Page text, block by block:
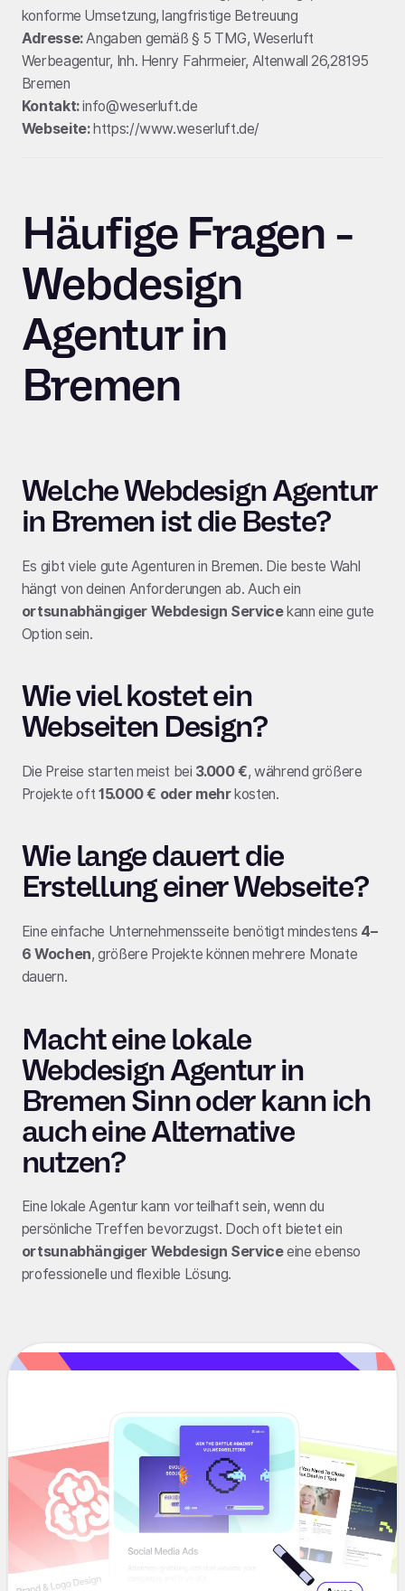
konforme Umsetzung, langfristige Betreuung
Adresse:Angaben gemäß § 5 TMG, Weserluft
Werbeagentur, Inh. Henry Fahrmeier, Altenwall 26,28195
Bremen
Kontakt:info@weserluft.de
Webseite:https://www.weserluft.de/
Häufige Fragen -
Webdesign
Agentur in
Bremen
Welche Webdesign Agentur
in Bremen ist die Beste?
Es gibt viele gute Agenturen in Bremen. Die beste Wahl
hängt von deinen Anforderungen ab. Auch ein
ortsunabhängiger Webdesign Servicekann eine gute
Option sein.
Wie viel kostet ein
Webseiten Design?
Die Preise starten meist bei 3.000 €, während größere
Projekte oft15.000 € oder mehrkosten.
Wie lange dauert die
Erstellung einer Webseite?
Eine einfache Unternehmensseite benötigt mindestens 4–
6 Wochen, größere Projekte können mehrere Monate
dauern.
Macht eine lokale
Webdesign Agentur in
Bremen Sinn oder kann ich
auch eine Alternative
nutzen?
Eine lokale Agentur kann vorteilhaft sein, wenn du
persönliche Treffen bevorzugst. Doch oft bietet ein
ortsunabhängiger Webdesign Serviceeine ebenso
professionelle und flexible Lösung.